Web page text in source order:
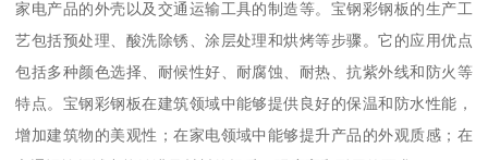
家电产品的外壳以及交通运输工具的制造等。宝钢彩钢板的生产工
艺包括预处理、酸洗除锈、涂层处理和烘烤等步骤。它的应用优点
包括多种颜色选择、耐候性好、耐腐蚀、耐热、抗紫外线和防火等
特点。宝钢彩钢板在建筑领域中能够提供良好的保温和防水性能，
增加建筑物的美观性；在家电领域中能够提升产品的外观质感；在